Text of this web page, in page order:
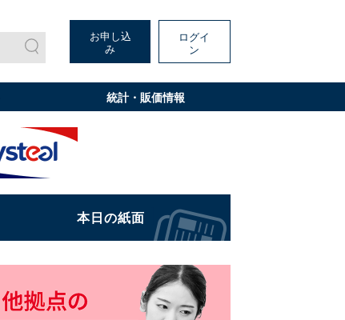
お申し込
み
ログイ
ン
統計・販価情報